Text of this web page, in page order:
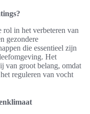
rol in het verbeteren van
gezondere
die essentieel zijn
Het
van groot belang, omdat
reguleren van vocht